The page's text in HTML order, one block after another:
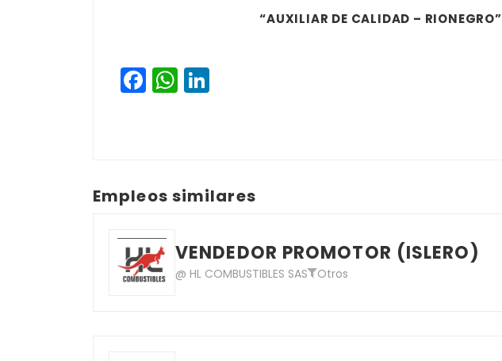
“AUXILIAR DE CALIDAD – RIONEGRO”
Facebook
WhatsApp
Empleos similares
VENDEDOR PROMOTOR (ISLERO)
@ HL COMBUSTIBLES SAS Otros